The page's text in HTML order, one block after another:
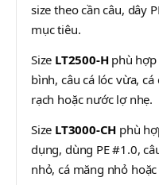
size theo cần câu, dây
mục tiêu.
Size LT2500-Hphù hợp
bình, câu cá lóc vừa,
rạch hoặc nước lợ nhẹ.
Size LT3000-CH phù
dụng, dùng PE #1.0,
nhỏ, cá măng nhỏ